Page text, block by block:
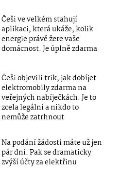
Češi ve velkém stahují
aplikaci, která ukáže, kolik
energie právě žere vaše
domácnost. Je úplně zdarma
Češi objevili trik, jak dobíjet
elektromobily zdarma na
veřejných nabíječkách. Je to
zcela legální a nikdo to
nemůže zatrhnout
Na podání žádosti máte už jen
pár dní. Pak se dramaticky
zvýší účty za elektřinu